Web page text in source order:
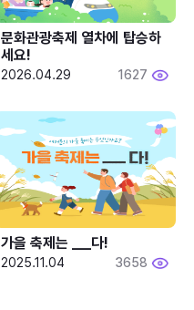
문화관광축제 열차에 탑승하
세요!
2026.04.29 1627
2025.11.04 3658